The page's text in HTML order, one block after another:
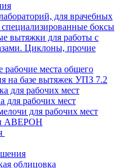
для врачебных
специализированные боксы
вытяжки для работы с
Циклоны, прочие
места общего
на базе вытяжек УПЗ 7.2
для рабочих мест
для рабочих мест
для рабочих мест
АВЕРОН
облицовка